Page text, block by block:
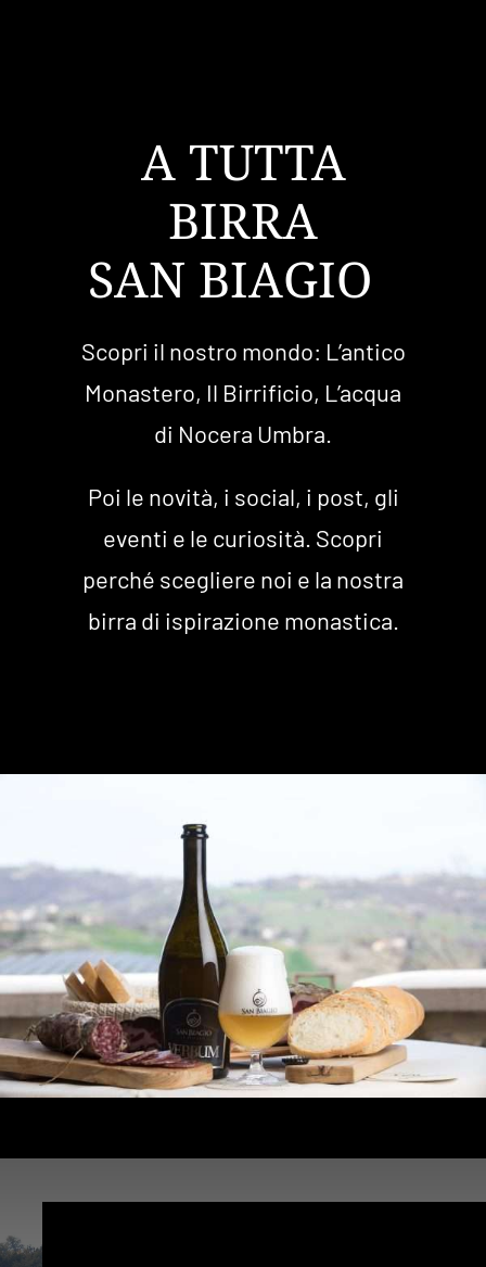
A TUTTA
BIRRA
Scopri il nostro mondo: L’antico
Monastero, Il Birrificio, L’acqua
di Nocera Umbra.
Poi le novità, i social, i post, gli
eventi e le curiosità. Scopri
perché scegliere noi e la nostra
birra di ispirazione monastica.